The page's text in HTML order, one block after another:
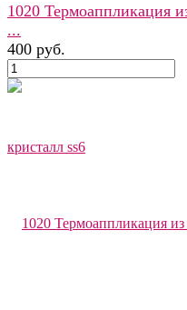
1020 Термоаппликация
...
400 руб.